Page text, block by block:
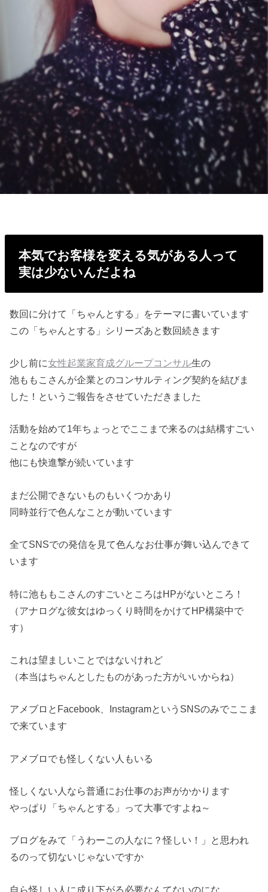
本気でお客様を変える気がある人って
実は少ないんだよね
数回に分けて「ちゃんとする」をテーマに書いています
この「ちゃんとする」シリーズあと数回続きます
少し前に女性起業家育成グループコンサル生の
池ももこさんが企業とのコンサルティング契約を結びま
した！というご報告をさせていただきました
活動を始めて1年ちょっとでここまで来るのは結構すごい
ことなのですが
他にも快進撃が続いています
まだ公開できないものもいくつかあり
同時並行で色んなことが動いています
全てSNSでの発信を見て色んなお仕事が舞い込んできて
います
特に池ももこさんのすごいところはHPがないところ！
（アナログな彼女はゆっくり時間をかけてHP構築中で
す）
これは望ましいことではないけれど
（本当はちゃんとしたものがあった方がいいからね）
アメブロとFacebook、InstagramというSNSのみでここま
で来ています
アメブロでも怪しくない人もいる
怪しくない人なら普通にお仕事のお声がかかります
やっぱり「ちゃんとする」って大事ですよね～
ブログをみて「うわーこの人なに？怪しい！」と思われ
るのって切ないじゃないですか
自ら怪しい人に成り下がる必要なんてないのにな